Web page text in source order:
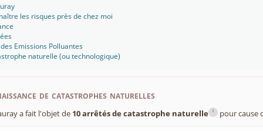
les risques près de chez moi
Emissions Polluantes
naturelle (ou technologique)
de catastrophes naturelles
a fait l'objet de 10 arrêtés de catastrophe naturelle i pour cause